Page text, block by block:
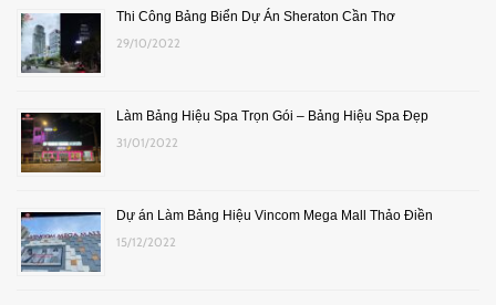
Thi Công Bảng Biển Dự Án Sheraton Cần Thơ
29/10/2022
Làm Bảng Hiệu Spa Trọn Gói – Bảng Hiệu Spa Đẹp
31/01/2022
Dự án Làm Bảng Hiệu Vincom Mega Mall Thảo Điền
15/12/2022